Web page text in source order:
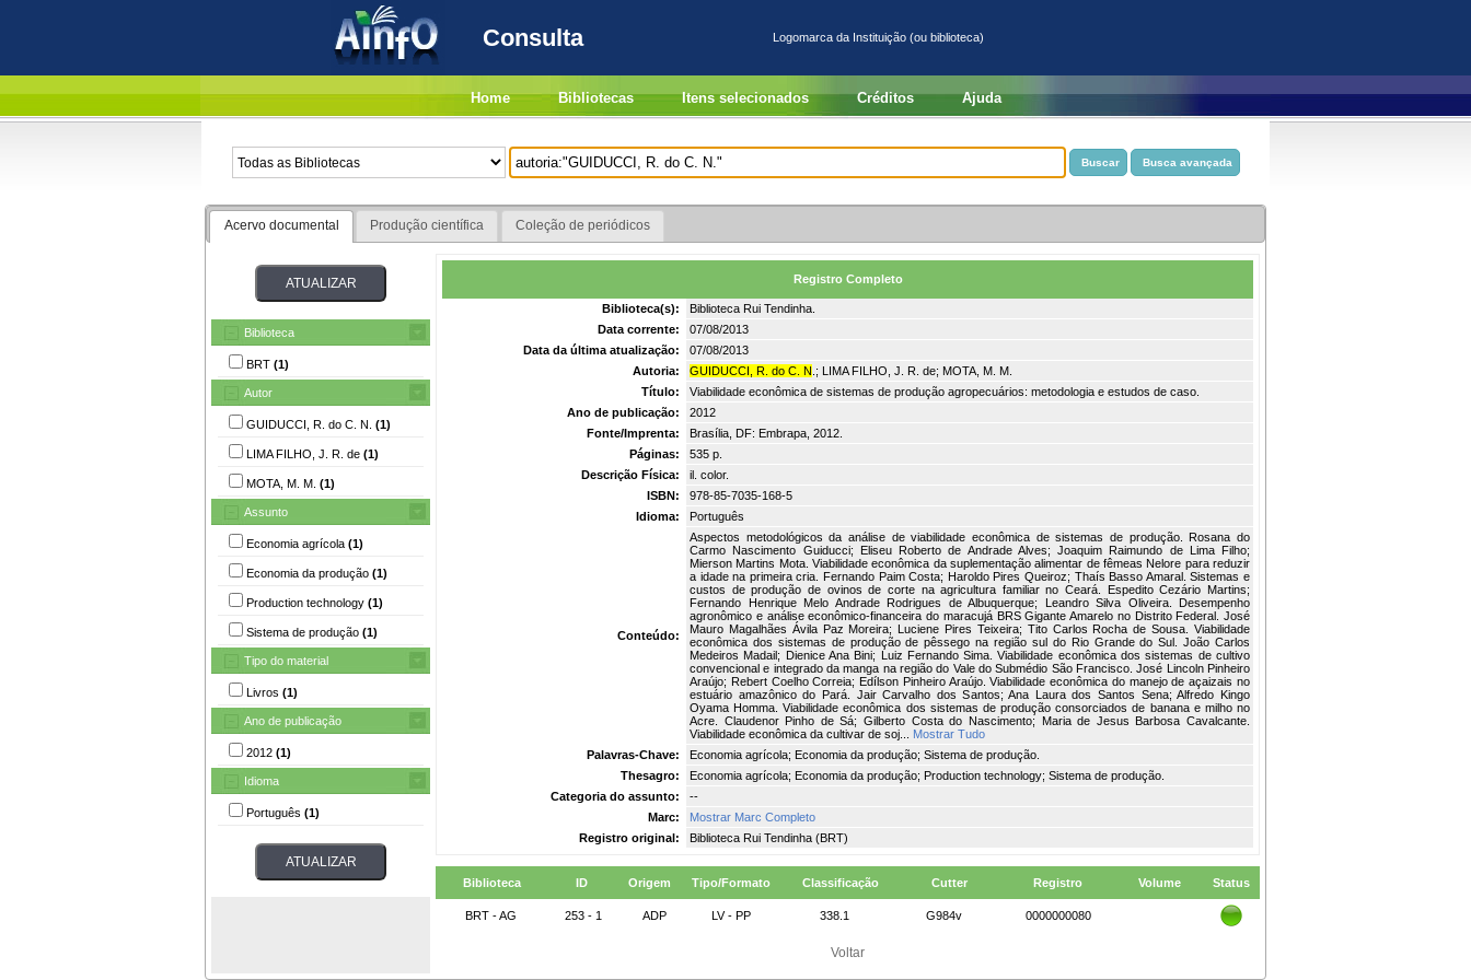
Consulta Logomarca da Instituição (ou biblioteca)
Home Bibliotecas Itens selecionados Créditos Ajuda
Acervo documental Produção científica Coleção de periódicos
Biblioteca
BRT (1)
Autor
GUIDUCCI, R. do C. N. (1)
LIMA FILHO, J. R. de (1)
MOTA, M. M. (1)
Assunto
Economia agrícola (1)
Economia da produção (1)
Production technology (1)
Sistema de produção (1)
Tipo do material
Livros (1)
Ano de publicação
2012 (1)
Idioma
Português (1)
Registro Completo
Biblioteca(s):
Biblioteca Rui Tendinha.
Data corrente:
07/08/2013
Data da última atualização:
07/08/2013
Autoria:
GUIDUCCI, R. do C. N .; LIMA FILHO, J. R. de; MOTA, M. M.
Título:
Viabilidade econômica de sistemas de produção agropecuários: metodologia e estudos de caso.
Ano de publicação:
2012
Fonte/Imprenta:
Brasília, DF: Embrapa, 2012.
Páginas:
535 p.
Descrição Física:
il. color.
ISBN:
978-85-7035-168-5
Idioma:
Português
Conteúdo:
Aspectos metodológicos da análise de viabilidade econômica de sistemas de produção. Rosana do
Carmo Nascimento Guiducci; Eliseu Roberto de Andrade Alves; Joaquim Raimundo de Lima Filho;
Mierson Martins Mota. Viabilidade econômica da suplementação alimentar de fêmeas Nelore para reduzir
a idade na primeira cria. Fernando Paim Costa; Haroldo Pires Queiroz; Thaís Basso Amaral. Sistemas e
custos de produção de ovinos de corte na agricultura familiar no Ceará. Espedito Cezário Martins;
Fernando Henrique Melo Andrade Rodrigues de Albuquerque; Leandro Silva Oliveira. Desempenho
agronômico e análise econômico-financeira do maracujá BRS Gigante Amarelo no Distrito Federal. José
Mauro Magalhães Ávila Paz Moreira; Luciene Pires Teixeira; Tito Carlos Rocha de Sousa. Viabilidade
econômica dos sistemas de produção de pêssego na região sul do Rio Grande do Sul. João Carlos
Medeiros Madail; Dienice Ana Bini; Luiz Fernando Sima. Viabilidade econômica dos sistemas de cultivo
convencional e integrado da manga na região do Vale do Submédio São Francisco. José Lincoln Pinheiro
Araújo; Rebert Coelho Correia; Edílson Pinheiro Araújo. Viabilidade econômica do manejo de açaizais no
estuário amazônico do Pará. Jair Carvalho dos Santos; Ana Laura dos Santos Sena; Alfredo Kingo
Oyama Homma. Viabilidade econômica dos sistemas de produção consorciados de banana e milho no
Acre. Claudenor Pinho de Sá; Gilberto Costa do Nascimento; Maria de Jesus Barbosa Cavalcante.
Viabilidade econômica da cultivar de soj... Mostrar Tudo
Palavras-Chave:
Economia agrícola; Economia da produção; Sistema de produção.
Thesagro:
Economia agrícola; Economia da produção; Production technology; Sistema de produção.
Categoria do assunto:
--
Marc:
Mostrar Marc Completo
Registro original:
Biblioteca Rui Tendinha (BRT)
Biblioteca ID Origem Tipo/Formato Classificação Cutter Registro Volume Status
BRT - AG 253 - 1 ADP LV - PP 338.1 G984v 0000000080
Voltar